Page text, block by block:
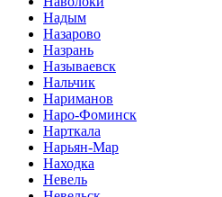
Надым
Назарово
Назрань
Называевск
Нальчик
Нариманов
Наро-Фоминск
Нарткала
Нарьян-Мар
Находка
Невель